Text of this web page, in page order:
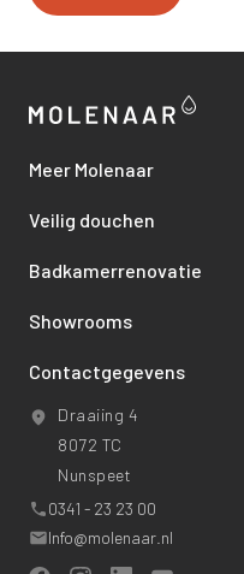
Meer Molenaar
Veilig douchen
Badkamerrenovatie
Showrooms
Contactgegevens
Draaiing 4
8072 TC
Nunspeet
0341 - 23 23 00
Info@molenaar.nl